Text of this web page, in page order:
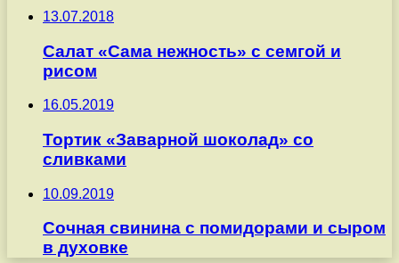
13.07.2018
Салат «Сама нежность» с семгой и
рисом
16.05.2019
Тортик «Заварной шоколад» со
сливками
10.09.2019
Сочная свинина с помидорами и сыром
в духовке